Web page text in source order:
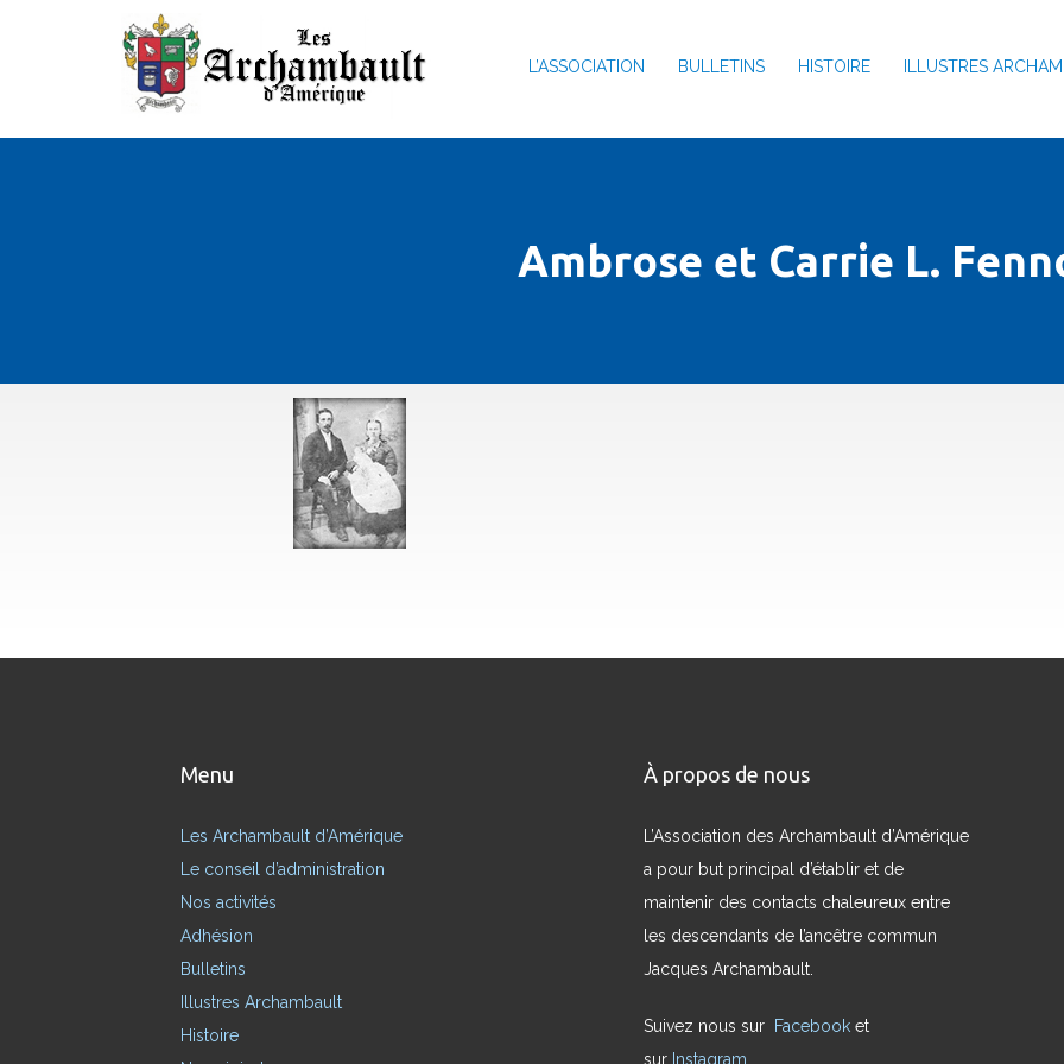
L’ASSOCIATION BULLETINS HISTOIRE ILLUSTRES
Ambrose et Carrie L.
Menu
Les Archambault d’Amérique
Le conseil d’administration
Nos activités
Adhésion
Bulletins
Illustres Archambault
Histoire
À propos de nous
L’Association des Archambault d’Amérique
a pour but principal d’établir et de
maintenir des contacts chaleureux entre
les descendants de l’ancêtre commun
Jacques Archambault.
Suivez nous sur Facebook et
sur Instagram